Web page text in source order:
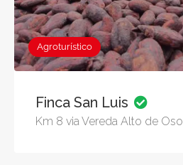
Agroturístico
Finca San Luis
Km 8 via Vereda Alto de Oso